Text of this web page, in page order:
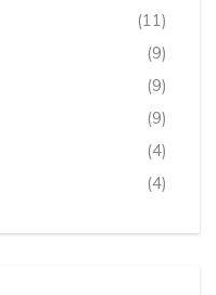
(11)
(9)
(9)
(9)
(4)
(4)